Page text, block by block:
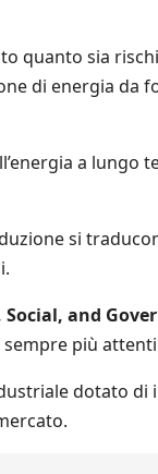
quanto sia
di energia da
a
si
and
più
dotato di